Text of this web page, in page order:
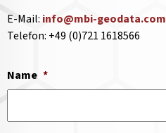
E-Mail: info@mbi-geodata.com
Telefon: +49 (0)721 1618566
Name *